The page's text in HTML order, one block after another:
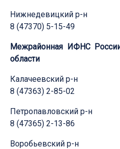
Нижнедевицкий р-н
8 (47370) 5-15-49
Межрайонная ИФНС
области
Калачеевский р-н
8 (47363) 2-85-02
Петропавловский р-н
8 (47365) 2-13-86
Воробьевский р-н